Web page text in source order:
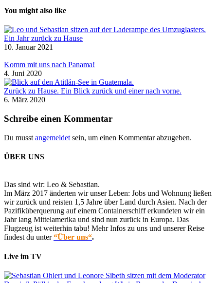
You might also like
Ein Jahr zurück zu Hause
10. Januar 2021
Komm mit uns nach Panama!
4. Juni 2020
Zurück zu Hause. Ein Blick zurück und einer nach vorne.
6. März 2020
Schreibe einen Kommentar
Du musst angemeldet sein, um einen Kommentar abzugeben.
ÜBER UNS
Das sind wir: Leo & Sebastian.
Im März 2017 änderten wir unser Leben: Jobs und Wohnung ließen
wir zurück und reisten 1,5 Jahre über Land durch Asien. Nach der
Pazifiküberquerung auf einem Containerschiff erkundeten wir ein
Jahr lang Mittelamerika und sind nun zurück in Europa. Das
Flugzeug ist weiterhin tabu! Mehr Infos zu uns und unserer Reise
findest du unter“Über uns“.
Live im TV